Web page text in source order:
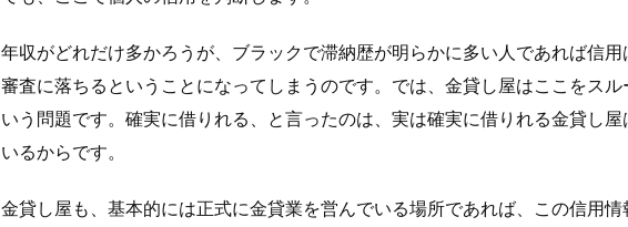
年収がどれだけ多かろうが、ブラックで滞納歴が明らかに多い人であれば信
審査に落ちるということになってしまうのです。では、金貸し屋はここをスル
いう問題です。確実に借りれる、と言ったのは、実は確実に借りれる金貸し
いるからです。
金貸し屋も、基本的には正式に金貸業を営んでいる場所であれば、この信用